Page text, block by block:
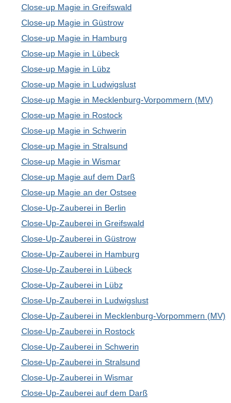
Close-up Magie in Greifswald
Close-up Magie in Güstrow
Close-up Magie in Hamburg
Close-up Magie in Lübeck
Close-up Magie in Lübz
Close-up Magie in Ludwigslust
Close-up Magie in Mecklenburg-Vorpommern (MV)
Close-up Magie in Rostock
Close-up Magie in Schwerin
Close-up Magie in Stralsund
Close-up Magie in Wismar
Close-up Magie auf dem Darß
Close-up Magie an der Ostsee
Close-Up-Zauberei in Berlin
Close-Up-Zauberei in Greifswald
Close-Up-Zauberei in Güstrow
Close-Up-Zauberei in Hamburg
Close-Up-Zauberei in Lübeck
Close-Up-Zauberei in Lübz
Close-Up-Zauberei in Ludwigslust
Close-Up-Zauberei in Mecklenburg-Vorpommern (MV)
Close-Up-Zauberei in Rostock
Close-Up-Zauberei in Schwerin
Close-Up-Zauberei in Stralsund
Close-Up-Zauberei in Wismar
Close-Up-Zauberei auf dem Darß